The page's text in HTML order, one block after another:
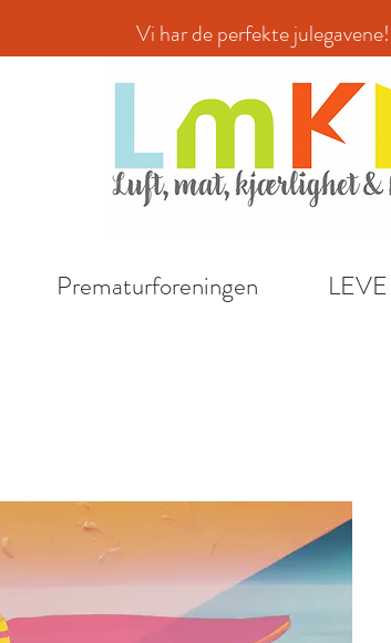
Vi har de perfekte julegavene!
Prematurforeningen LEVE